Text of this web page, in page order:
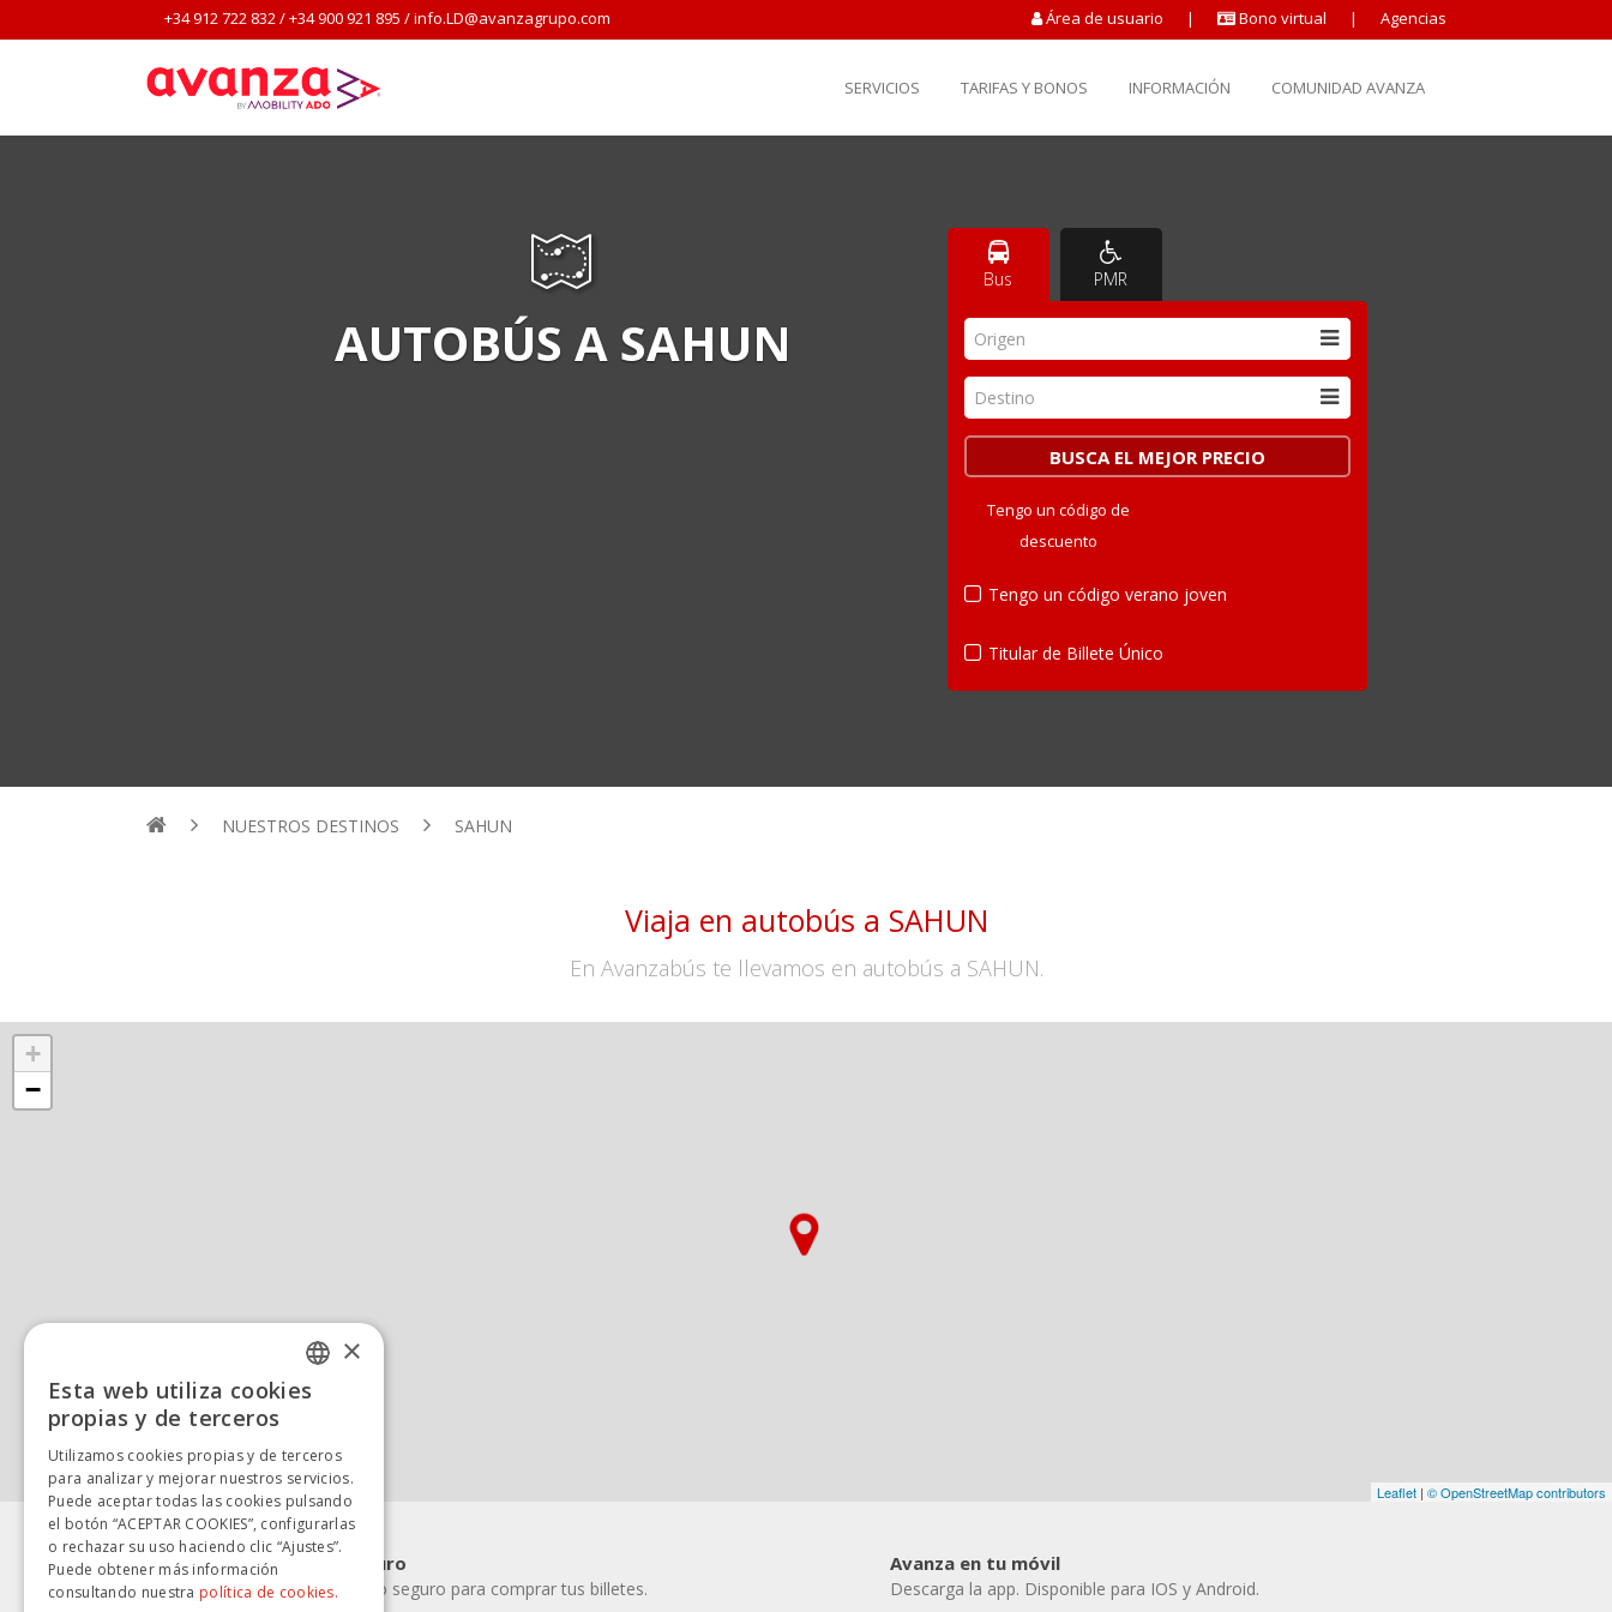
+34 912 722 832/+34 900 921 895 /info.LD@avanzagrupo.com Área de usuario | Bono virtual | Agencias
SERVICIOS TARIFAS Y BONOS INFORMACIÓN COMUNIDAD AVANZA
AUTOBÚS A SAHUN
Bus PMR
Origen
Destino
Tengo un código de
descuento
Tengo un código verano joven
Titular de Billete Único
NUESTROS DESTINOS SAHUN
Viaja en autobús a SAHUN
En Avanzabús te llevamos en autobús a SAHUN.
+
−
Leaflet | © OpenStreetMap contributors
Pago rápido y seguro
Elige la forma de pago seguro para comprar tus billetes.
Avanza en tu móvil
Descarga la app. Disponible para IOS y Android.
SPANISH
×
Esta web utiliza cookies
propias y de terceros
Utilizamos cookies propias y de terceros
para analizar y mejorar nuestros servicios.
Puede aceptar todas las cookies pulsando
el botón “ACEPTAR COOKIES”, configurarlas
o rechazar su uso haciendo clic “Ajustes”.
Puede obtener más información
consultando nuestra política de cookies.